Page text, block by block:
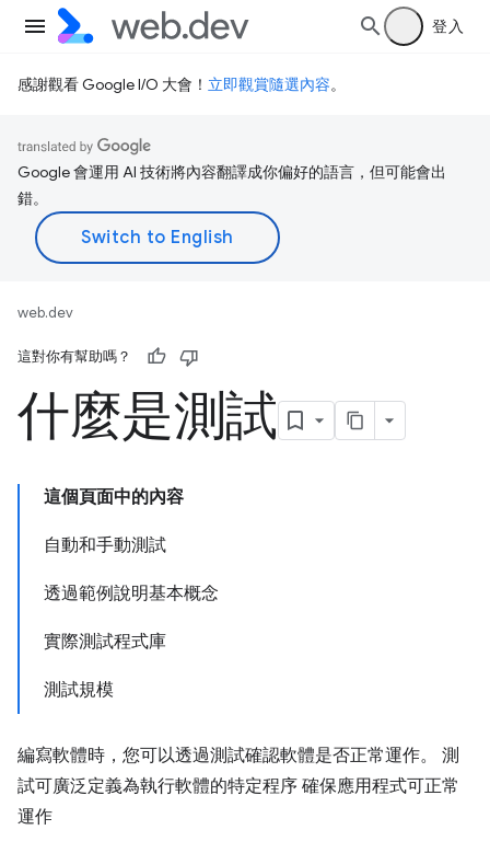
登入
感謝觀看 Google I/O 大會！ 立即觀賞隨選內容。
Google 會運用 AI 技術將內容翻譯成你偏好的語言，但可能會出
錯。
web.dev
這對你有幫助嗎？
什麼是測試
這個頁面中的內容
自動和手動測試
透過範例說明基本概念
實際測試程式庫
測試規模
編寫軟體時，您可以透過測試確認軟體是否正常運作。 測
試可廣泛定義為執行軟體的特定程序 確保應用程式可正常
運作